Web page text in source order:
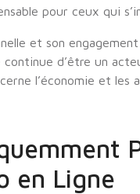
pour ceux qui
et son
continue d’être un
l’économie et les
en Ligne